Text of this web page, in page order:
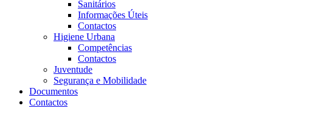
Sanitários
Informações Úteis
Contactos
Higiene Urbana
Competências
Contactos
Juventude
Segurança e Mobilidade
Documentos
Contactos